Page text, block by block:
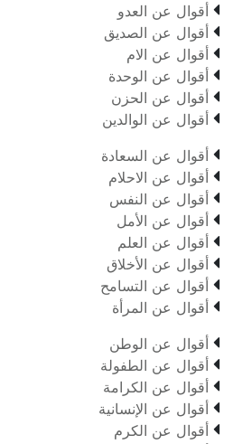
 أقوال عن العدو
 أقوال عن الصديق
 أقوال عن الام
 أقوال عن الوحدة
 أقوال عن الحزن
 أقوال عن الوالدين
 أقوال عن السعادة
 أقوال عن الاحلام
 أقوال عن النفس
 أقوال عن الأمل
 أقوال عن العلم
 أقوال عن الأخلاق
 أقوال عن التسامح
 أقوال عن المرأة
 أقوال عن الوطن
 أقوال عن الطفولة
 أقوال عن الكرامة
 أقوال عن الإنسانية
 أقوال عن الكرم